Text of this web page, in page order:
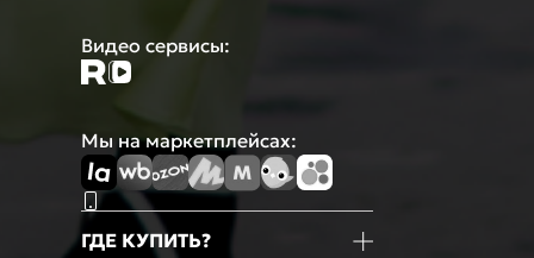
Видео сервисы:
Мы на маркетплейсах:
ГДЕ КУПИТЬ?